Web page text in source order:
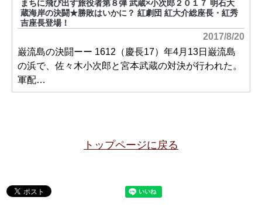
まちに飛び出す旅役者第８弾 武蔵×小次郎２０１７ 明石大
蔵海岸の決闘★勝敗はいかに？ 紅劇団 紅大介総座長・紅秀
吉座長登場！
2017/8/20
巌流島の決闘ーー 1612（慶長17）年4月13日巌流島
の浜で、佐々木小次郎と宮本武蔵の対決が行われた。
軍配…
トップページに戻る